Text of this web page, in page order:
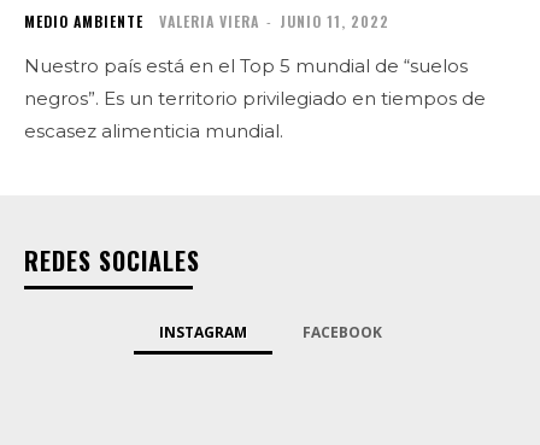
MEDIO AMBIENTE VALERIA VIERA - JUNIO 11, 2022
Nuestro país está en el Top 5 mundial de “suelos
negros”. Es un territorio privilegiado en tiempos de
escasez alimenticia mundial.
REDES SOCIALES
INSTAGRAM FACEBOOK